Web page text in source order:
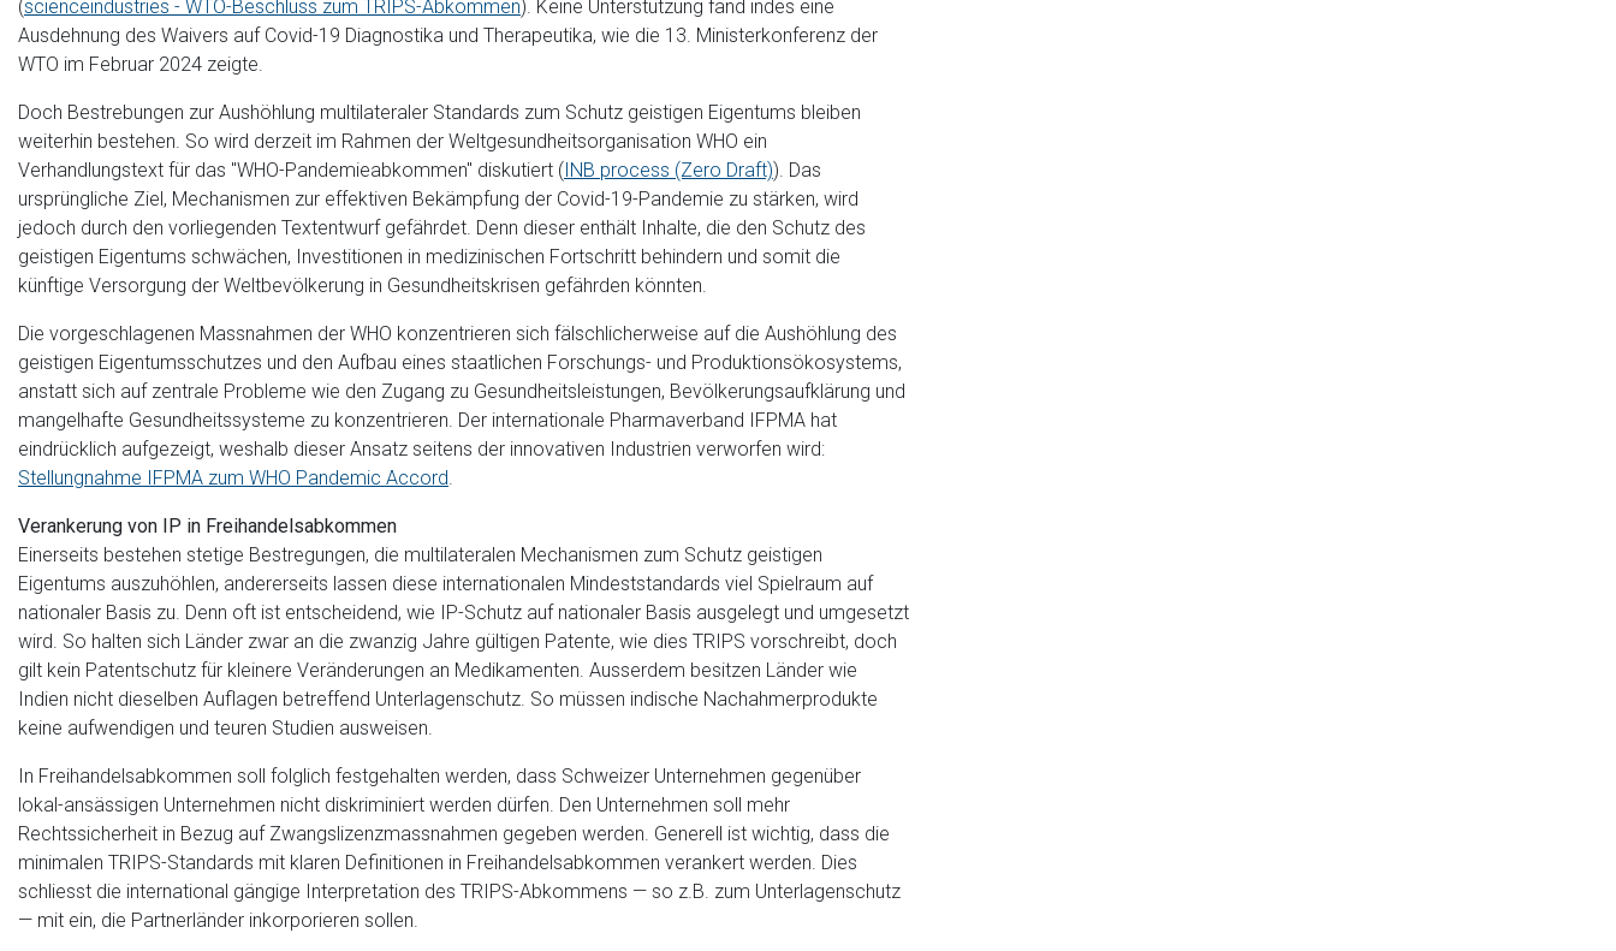
(scienceindustries - WTO-Beschluss zum TRIPS-Abkommen). Keine Unterstützung fand indes eine
Ausdehnung des Waivers auf Covid-19 Diagnostika und Therapeutika, wie die 13. Ministerkonferenz der
WTO im Februar 2024 zeigte.
Doch Bestrebungen zur Aushöhlung multilateraler Standards zum Schutz geistigen Eigentums bleiben
weiterhin bestehen. So wird derzeit im Rahmen der Weltgesundheitsorganisation WHO ein
Verhandlungstext für das "WHO-Pandemieabkommen" diskutiert (INB process (Zero Draft)). Das
ursprüngliche Ziel, Mechanismen zur effektiven Bekämpfung der Covid-19-Pandemie zu stärken, wird
jedoch durch den vorliegenden Textentwurf gefährdet. Denn dieser enthält Inhalte, die den Schutz des
geistigen Eigentums schwächen, Investitionen in medizinischen Fortschritt behindern und somit die
künftige Versorgung der Weltbevölkerung in Gesundheitskrisen gefährden könnten.
Die vorgeschlagenen Massnahmen der WHO konzentrieren sich fälschlicherweise auf die Aushöhlung des
geistigen Eigentumsschutzes und den Aufbau eines staatlichen Forschungs- und Produktionsökosystems,
anstatt sich auf zentrale Probleme wie den Zugang zu Gesundheitsleistungen, Bevölkerungsaufklärung und
mangelhafte Gesundheitssysteme zu konzentrieren. Der internationale Pharmaverband IFPMA hat
eindrücklich aufgezeigt, weshalb dieser Ansatz seitens der innovativen Industrien verworfen wird:
Stellungnahme IFPMA zum WHO Pandemic Accord.
Verankerung von IP in Freihandelsabkommen
Einerseits bestehen stetige Bestregungen, die multilateralen Mechanismen zum Schutz geistigen
Eigentums auszuhöhlen, andererseits lassen diese internationalen Mindeststandards viel Spielraum auf
nationaler Basis zu. Denn oft ist entscheidend, wie IP-Schutz auf nationaler Basis ausgelegt und umgesetzt
wird. So halten sich Länder zwar an die zwanzig Jahre gültigen Patente, wie dies TRIPS vorschreibt, doch
gilt kein Patentschutz für kleinere Veränderungen an Medikamenten. Ausserdem besitzen Länder wie
Indien nicht dieselben Auflagen betreffend Unterlagenschutz. So müssen indische Nachahmerprodukte
keine aufwendigen und teuren Studien ausweisen.
In Freihandelsabkommen soll folglich festgehalten werden, dass Schweizer Unternehmen gegenüber
lokal-ansässigen Unternehmen nicht diskriminiert werden dürfen. Den Unternehmen soll mehr
Rechtssicherheit in Bezug auf Zwangslizenzmassnahmen gegeben werden. Generell ist wichtig, dass die
minimalen TRIPS-Standards mit klaren Definitionen in Freihandelsabkommen verankert werden. Dies
schliesst die international gängige Interpretation des TRIPS-Abkommens — so z.B. zum Unterlagenschutz
— mit ein, die Partnerländer inkorporieren sollen.